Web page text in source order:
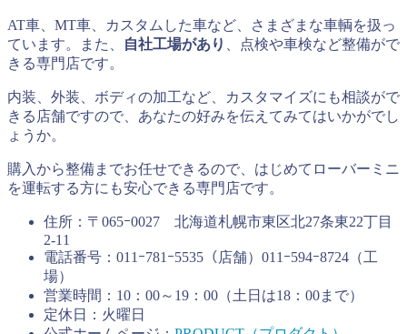
AT車、MT車、カスタムした車など、さまざまな車輌を扱っ
ています。また、
自社工場があり
、点検や車検など整備がで
きる専門店です。
内装、外装、ボディの加工など、カスタマイズにも相談がで
きる店舗ですので、あなたの好みを伝えてみてはいかがでし
ょうか。
購入から整備までお任せできるので、はじめてローバーミニ
を運転する方にも安心できる専門店です。
住所：〒065ｰ0027 北海道札幌市東区北27条東22丁目
2-11
電話番号：011ｰ781ｰ5535（店舗）011ｰ594ｰ8724（工
場）
営業時間：10：00～19：00（土日は18：00まで）
定休日：火曜日